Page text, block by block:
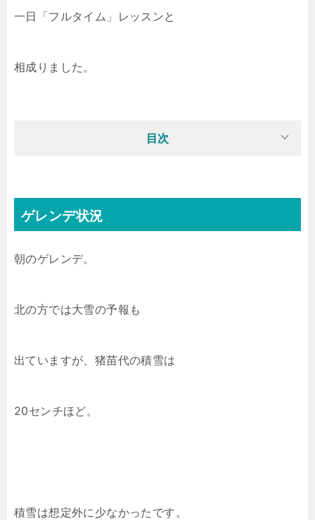
一日「フルタイム」レッスンと
相成りました。
目次
ゲレンデ状況
朝のゲレンデ。
北の方では大雪の予報も
出ていますが、猪苗代の積雪は
20センチほど。
積雪は想定外に少なかったです。